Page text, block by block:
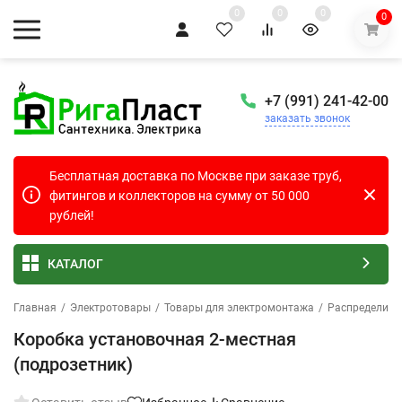
0 0 0 0
+7 (991) 241-42-00
заказать звонок
Бесплатная доставка по Москве при заказе труб,
фитингов и коллекторов на сумму от 50 000
рублей!
КАТАЛОГ
Главная / Электротовары / Товары для электромонтажа /
Коробка установочная 2-местная
(подрозетник)